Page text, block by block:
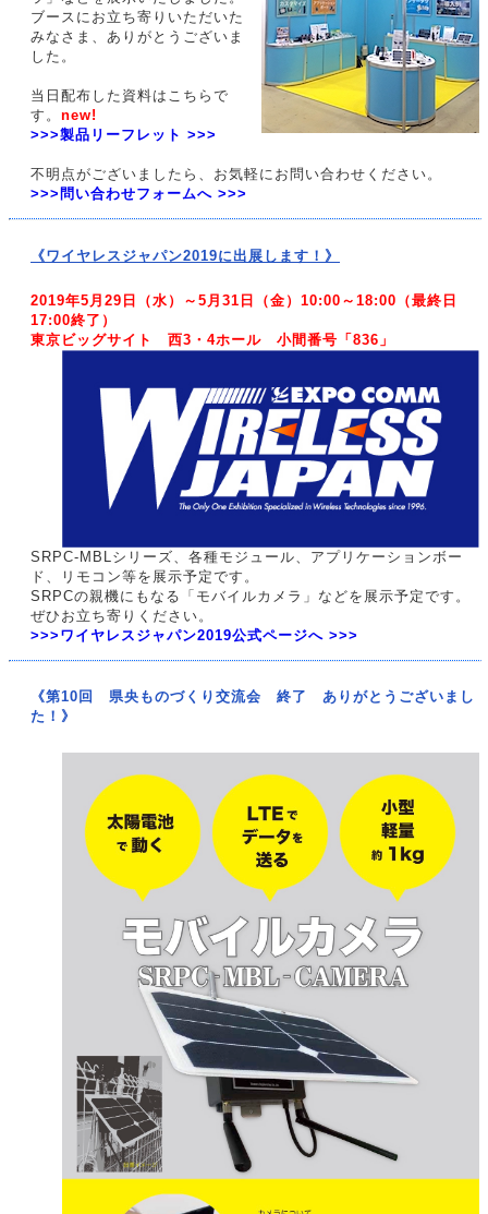
ブースにお立ち寄りいただいた
みなさま、ありがとうございま
した。
当日配布した資料はこちらで
す。 new!
>>>製品リーフレット >>>
不明点がございましたら、お気軽にお問い合わせください。
>>>問い合わせフォームへ >>>
《ワイヤレスジャパン2019に出展します！》
2019年5月29日（水）～5月31日（金）10:00～18:00（最終日
17:00終了）
東京ビッグサイト 西3・4ホール 小間番号「836」
SRPC-MBLシリーズ、各種モジュール、アプリケーションボー
ド、リモコン等を展示予定です。
SRPCの親機にもなる「モバイルカメラ」などを展示予定です。
ぜひお立ち寄りください。
>>>ワイヤレスジャパン2019公式ページへ >>>
《第10回 県央ものづくり交流会 終了 ありがとうございまし
た！》